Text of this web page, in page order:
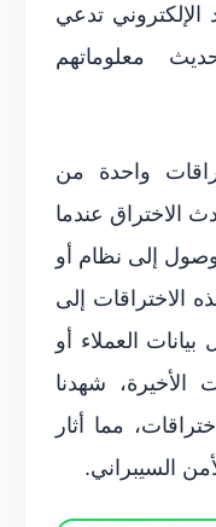
تدعي
معلوماتهم
واحدة من
الاختراق عندما
إلى نظام أو
الاختراقات إلى
العملاء أو
الأخيرة، شهدنا
مما أثار
السيبراني.